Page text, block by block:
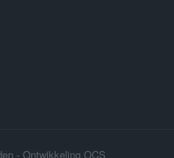
- Ontwikkeling OCS